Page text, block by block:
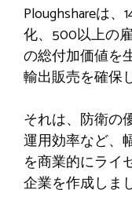
Ploughshareは
化、500以上の
の総付加価値を
輸出販売を確保
それは、防衛の
運用効率など、
を商業的にライ
企業を作成しま